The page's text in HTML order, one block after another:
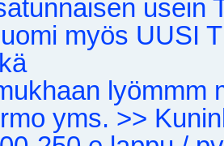
usein
myös UUSI
lyömmm
yms. >>